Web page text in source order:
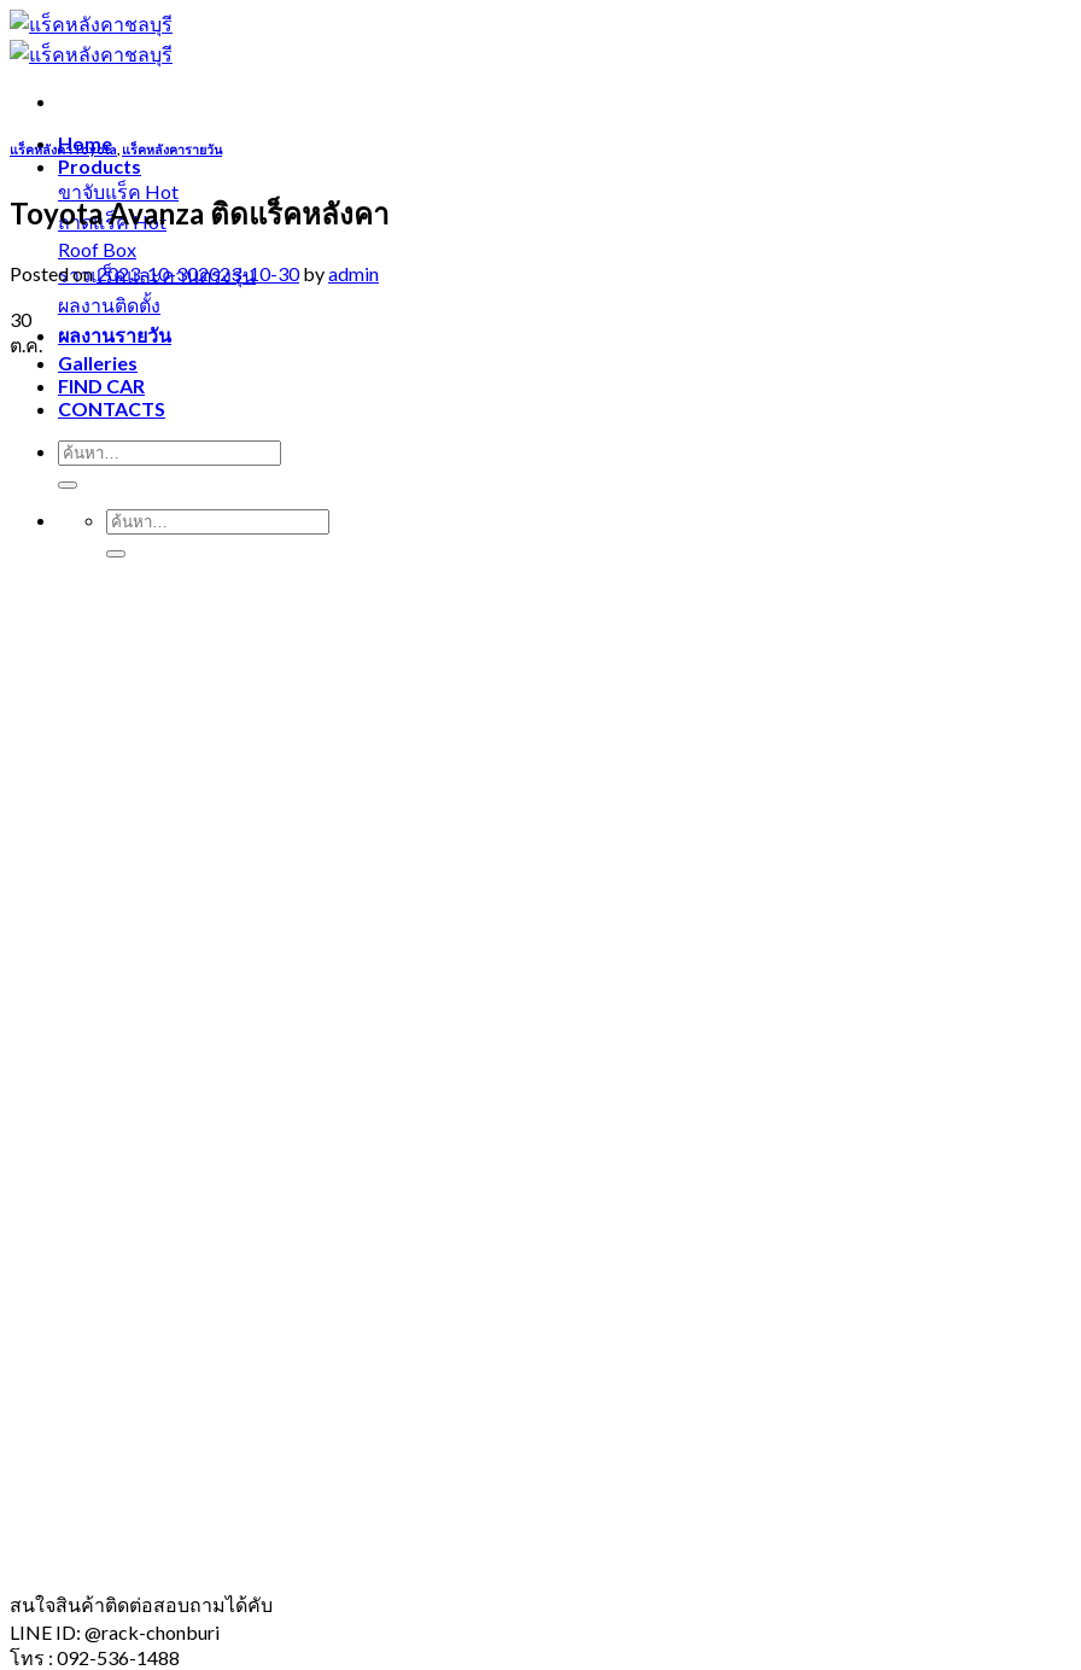
Skip
to
content
Home
Products
ขาจับแร็ค
ถาดแร็ค
Roof Box
ราวแร็คและคานตรงรุ่น
ผลงานติดตั้ง
ผลงานรายวัน
Galleries
FIND CAR
CONTACTS
แร็คหลังคาToyota แร็คหลังคารายวัน
Toyota Avanza ติดแร็คหลังคา
Posted on2023-10-302023-10-30byadmin
30
ต.ค.
สนใจสินค้าติดต่อสอบถามได้คับ
LINE ID: @rack-chonburi
โทร : 092-536-1488